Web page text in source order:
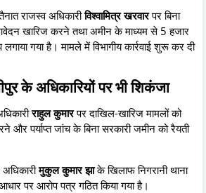
राजस्व अधिकारीविश्वामित्र खरवारपर बिना
आवेदन खारिज करने तथा अमीन के माध्यम से 5 हजार
गया है। मामले में विभागीय कार्रवाई शुरू कर दी
के अधिकारियों पर भी शिकंजा
राहुल कुमारपर दाखिल-खारिज मामलों को
पर्याप्त जांच के बिना सरकारी जमीन को रैयती
मुकुल कुमार झाके खिलाफ निगरानी थाना
पर आरोप पत्र गठित किया गया है।